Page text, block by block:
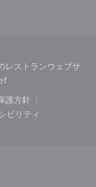
ストランウェブサ
((新しいウィンドウで
す))
で開きます))
護方針
((新しいウィンドウで開
開きます))
ビリティ
((新しいウィンドウで